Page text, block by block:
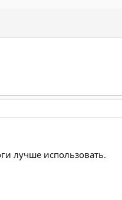
лучше использовать.